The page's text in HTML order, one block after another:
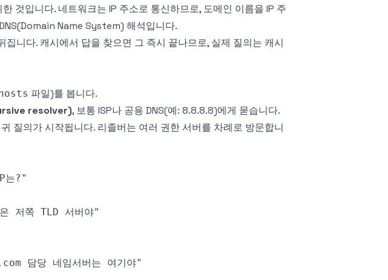
것입니다. 네트워크는 IP 주소로 통신하므로, 도메인 이름을 IP 주
Name System) 해석입니다.
니다. 캐시에서 답을 찾으면 그 즉시 끝나므로, 실제 질의는 캐시
파일)를 봅니다.
resolver), 보통 ISP나 공용 DNS(예: 8.8.8.8)에게 묻습니다.
질의가 시작됩니다. 리졸버는 여러 권한 서버를 차례로 방문합니